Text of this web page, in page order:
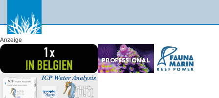
Anzeige